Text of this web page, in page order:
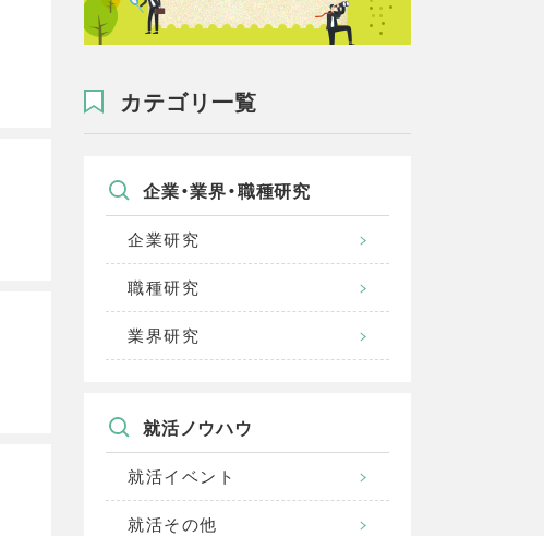
カテゴリ一覧
企業・業界・職種研究
企業研究
職種研究
業界研究
就活ノウハウ
就活イベント
就活その他